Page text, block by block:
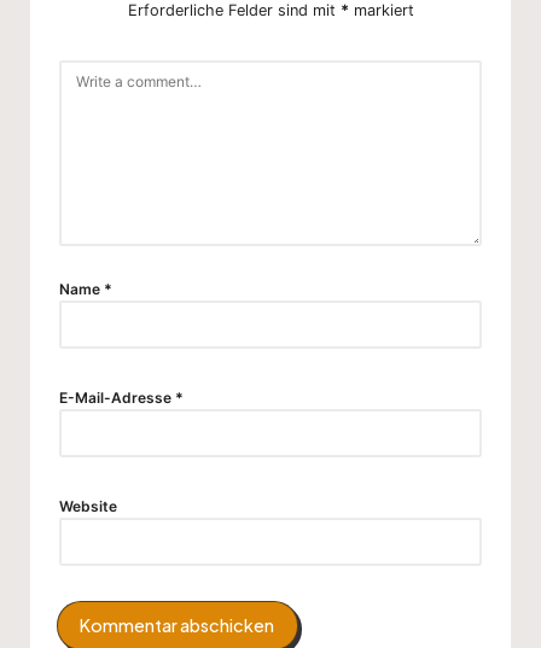
Erforderliche Felder sind mit * markiert
Name *
E-Mail-Adresse *
Website